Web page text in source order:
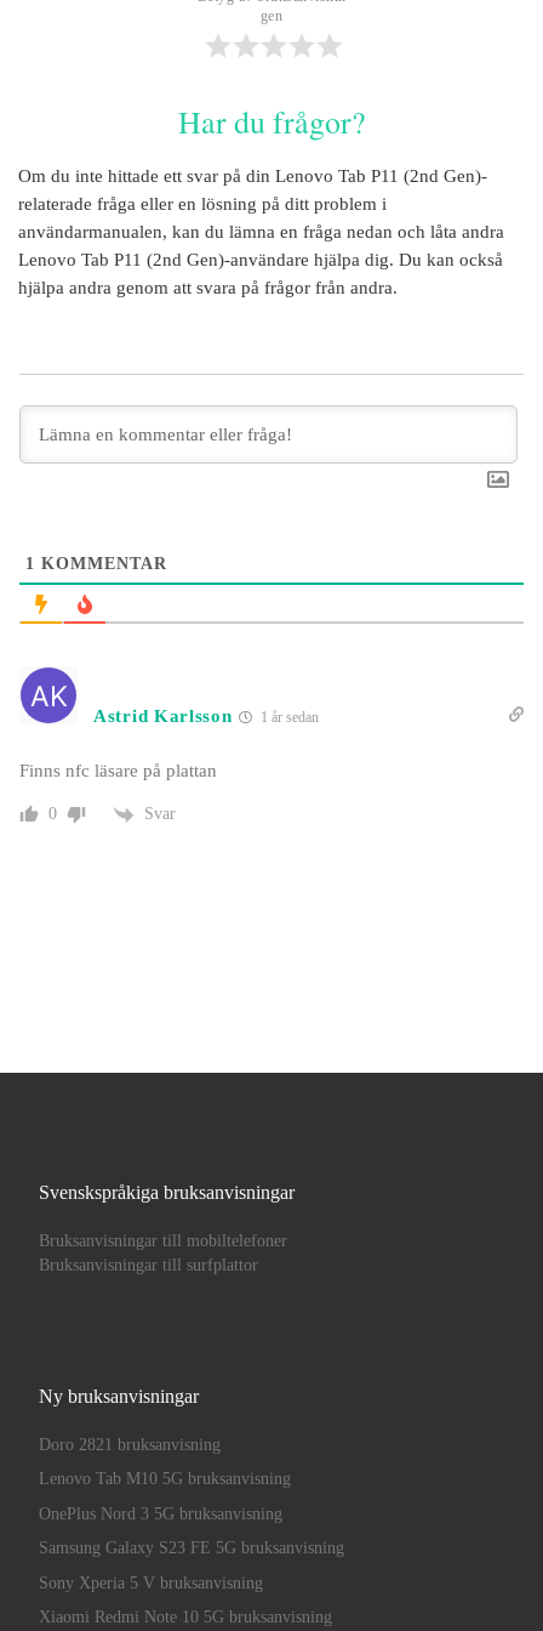
gen
Har du frågor?
Om du inte hittade ett svar på din Lenovo Tab P11 (2nd Gen)-
relaterade fråga eller en lösning på ditt problem i
användarmanualen, kan du lämna en fråga nedan och låta andra
Lenovo Tab P11 (2nd Gen)-användare hjälpa dig. Du kan också
hjälpa andra genom att svara på frågor från andra.
1 KOMMENTAR
Astrid Karlsson 1 år sedan
Finns nfc läsare på plattan
0 Svar
Svenskspråkiga bruksanvisningar
Bruksanvisningar till mobiltelefoner
Bruksanvisningar till surfplattor
Ny bruksanvisningar
Doro 2821 bruksanvisning
Lenovo Tab M10 5G bruksanvisning
OnePlus Nord 3 5G bruksanvisning
Samsung Galaxy S23 FE 5G bruksanvisning
Sony Xperia 5 V bruksanvisning
Xiaomi Redmi Note 10 5G bruksanvisning